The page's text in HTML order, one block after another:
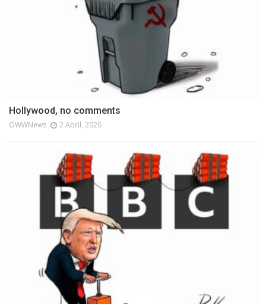
Hollywood, no comments
OWWNews 2 Abril, 2026